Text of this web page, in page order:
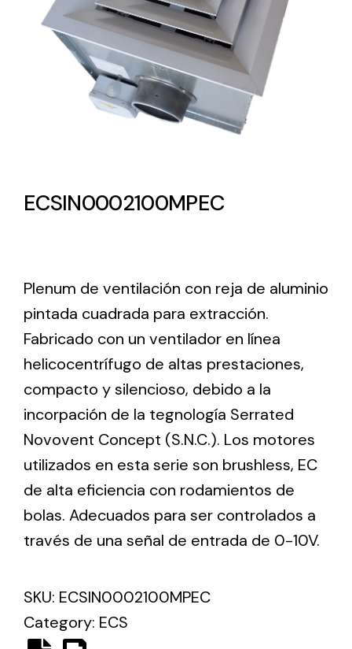
Lighting and Electrical
Equipment
Complete solutions in lighting and electrical
material for each project and need
ventilación industriales
Ventilation
The incorporation of Novovent into the group
meant a greater offer of ventilation products for
different uses
Iluminación Solar
Variedad de soluciones solares para todo tipo
de necesidades.
ECSIN0002100MPEC
Plenum de ventilación con reja de aluminio
pintada cuadrada para extracción.
Fabricado con un ventilador en línea
helicocentrífugo de altas prestaciones,
compacto y silencioso, debido a la
incorpación de la tegnología Serrated
Novovent Concept (S.N.C.). Los motores
utilizados en esta serie son brushless, EC
de alta eficiencia con rodamientos de
bolas. Adecuados para ser controlados a
través de una señal de entrada de 0-10V.
SKU: ECSIN0002100MPEC
Category: ECS